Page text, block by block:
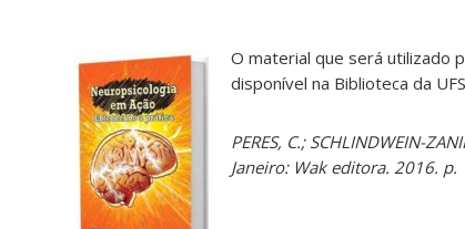
O material que será utilizado
disponível na Biblioteca da
PERES, C.; SCHLINDWEIN-
Janeiro: Wak editora. 2016. p.